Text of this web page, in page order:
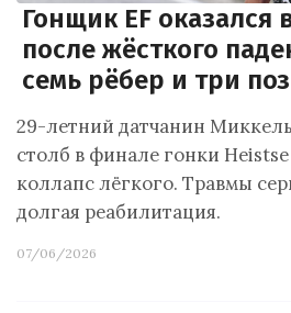
Гонщик EF оказался
после жёсткого
семь рёбер и три
29-летний датчанин
столб в финале гонки
коллапс лёгкого. Травмы
долгая реабилитация.
07/06/2026